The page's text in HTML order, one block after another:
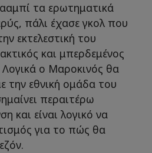
τα ερωτηματικά
πάλι έχασε γκολ που
εκτελεστική του
και μπερδεμένος
Λογικά ο Μαροκινός θα
την εθνική ομάδα του
περαιτέρω
και είναι λογικό να
για το πώς θα